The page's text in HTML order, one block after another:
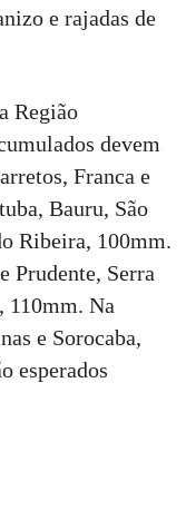
e rajadas de
Região
devem
Franca e
Bauru, São
Ribeira, 100mm.
Prudente, Serra
110mm. Na
e Sorocaba,
esperados